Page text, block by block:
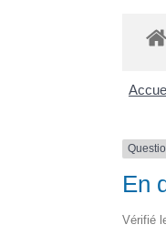
En
Vérifié